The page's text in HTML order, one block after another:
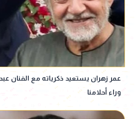
عمر زهران يستعيد ذكرياته مع الفنان
وراء أحلامنا